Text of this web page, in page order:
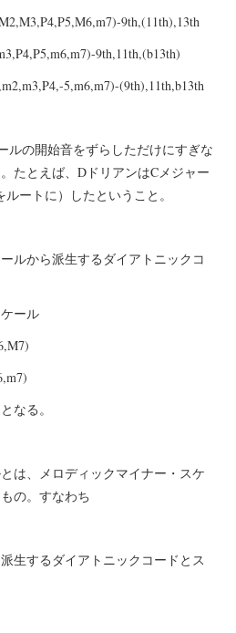
9th,(11th),13th
9th,11th,(b13th)
5,m6,m7)-(9th),11th,b13th
ルの開始音をずらしただけにすぎな
たとえば、DドリアンはCメジャー
ートに）したということ。
ルから派生するダイアトニックコ
ール
なる。
は、メロディックマイナー・スケ
の。すなわち
生するダイアトニックコードとス